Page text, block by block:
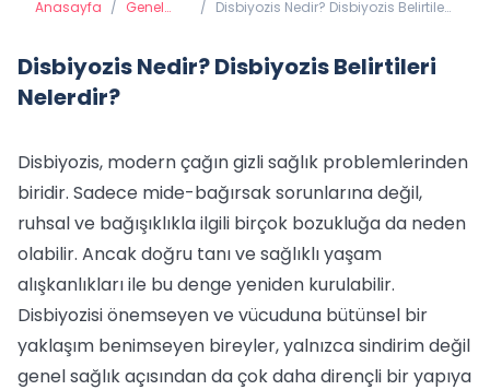
Anasayfa / Genel
/ Disbiyozis Nedir? Disbiyozis Belirtileri​
Disbiyozis Nedir? Disbiyozis Belirtileri​
Nelerdir?
Disbiyozis, modern çağın gizli sağlık problemlerinden
biridir. Sadece mide-bağırsak sorunlarına değil,
ruhsal ve bağışıklıkla ilgili birçok bozukluğa da neden
olabilir. Ancak doğru tanı ve sağlıklı yaşam
alışkanlıkları ile bu denge yeniden kurulabilir.
Disbiyozisi önemseyen ve vücuduna bütünsel bir
yaklaşım benimseyen bireyler, yalnızca sindirim değil
genel sağlık açısından da çok daha dirençli bir yapıya